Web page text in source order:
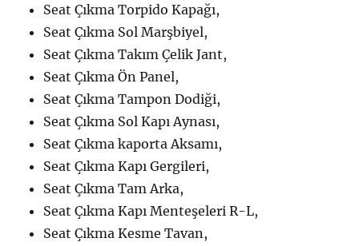
Seat Çıkma Torpido Kapağı,
Seat Çıkma Sol Marşbiyel,
Seat Çıkma Takım Çelik Jant,
Seat Çıkma Ön Panel,
Seat Çıkma Tampon Dodiği,
Seat Çıkma Sol Kapı Aynası,
Seat Çıkma kaporta Aksamı,
Seat Çıkma Kapı Gergileri,
Seat Çıkma Tam Arka,
Seat Çıkma Kapı Menteşeleri R-L,
Seat Çıkma Kesme Tavan,